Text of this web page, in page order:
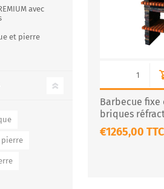
PAIN AU
FUMUS
ACCESSOIRES POUR
Barbecue
briques
60
€1265,00 TTC
avec
et pierre
pierre